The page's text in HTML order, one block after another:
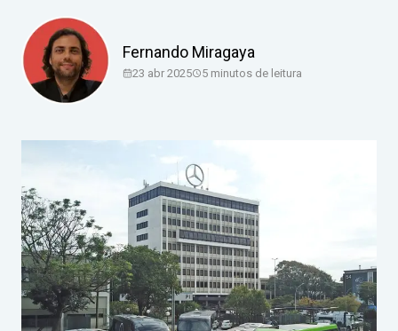
Fernando Miragaya
23 abr 2025 5 minutos de leitura